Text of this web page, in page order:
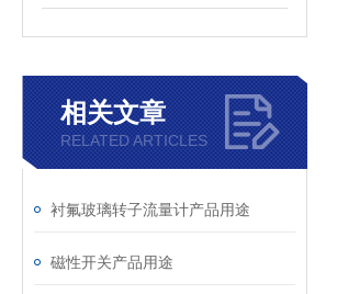
相关文章
RELATED ARTICLES
衬氟玻璃转子流量计产品用途
磁性开关产品用途